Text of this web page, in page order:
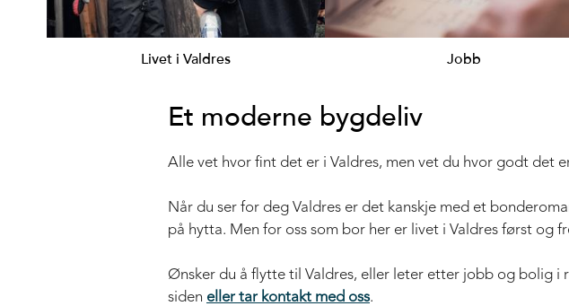
Livet i Valdres Jobb
Et moderne bygdeliv
Alle vet hvor fint det er i Valdres, men vet du hvor godt det
Når du ser for deg Valdres er det kanskje med et
på hytta. Men for oss som bor her er livet i Valdres først og
Ønsker du å flytte til Valdres, eller leter etter jobb og bolig i
siden eller tar kontakt med oss.